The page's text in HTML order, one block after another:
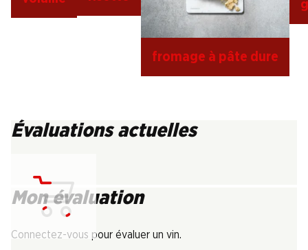
fromage à pâte dure
Évaluations actuelles
Mon évaluation
Connectez-vous pour évaluer un vin.